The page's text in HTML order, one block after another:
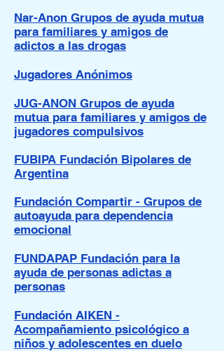
Nar-Anon Grupos de ayuda mutua
para familiares y amigos de
adictos a las drogas
Jugadores Anónimos
JUG-ANON Grupos de ayuda
mutua para familiares y amigos de
jugadores compulsivos
FUBIPA Fundación Bipolares de
Argentina
Fundación Compartir - Grupos de
autoayuda para dependencia
emocional
FUNDAPAP Fundación para la
ayuda de personas adictas a
personas
Fundación AIKEN -
Acompañamiento psicológico a
niños y adolescentes en duelo